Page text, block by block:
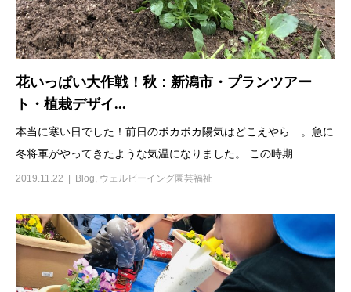
花いっぱい大作戦！秋：新潟市・プランツアー
ト・植栽デザイ...
本当に寒い日でした！前日のポカポカ陽気はどこえやら…。急に
冬将軍がやってきたような気温になりました。 この時期...
2019.11.22 Blog, ウェルビーイング園芸福祉